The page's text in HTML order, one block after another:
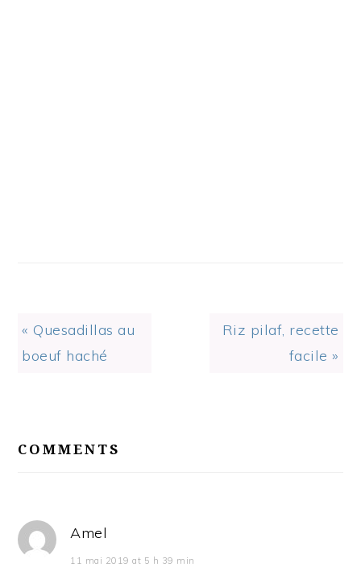
Previous
Post:
« Quesadillas au
boeuf haché
Next
Riz pilaf, recette
facile »
INTERACTIONS
COMMENTS
Amel
11 mai 2019 at 5 h 39 min